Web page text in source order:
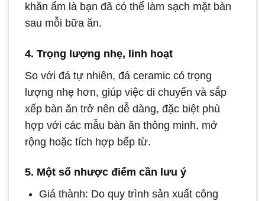
khăn ẩm là bạn đã có thể làm sạch mặt bàn
sau mỗi bữa ăn.
4. Trọng lượng nhẹ, linh hoạt
So với đá tự nhiên, đá ceramic có trọng
lượng nhẹ hơn, giúp việc di chuyển và sắp
xếp bàn ăn trở nên dễ dàng, đặc biệt phù
hợp với các mẫu bàn ăn thông minh, mở
rộng hoặc tích hợp bếp từ.
5. Một số nhược điểm cần lưu ý
Giá thành: Do quy trình sản xuất công